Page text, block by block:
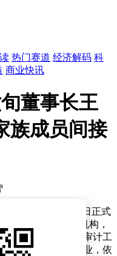
热门赛道 经济解码 科
商业快讯
董事长王
族成员间接
称“东晓生物”）近日正式
信证券担任保荐机构，
会计师事务所负责审计工
深加工为核心的企业，依